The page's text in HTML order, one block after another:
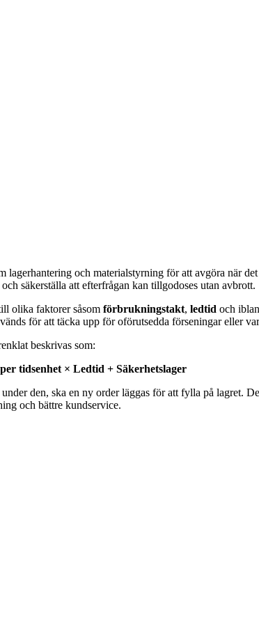
lagerhantering och materialstyrning för att avgöra när
säkerställa att efterfrågan kan tillgodoses utan avbrott.
olika faktorer såsom förbrukningstakt, ledtid och
för att täcka upp för oförutsedda förseningar eller
beskrivas som:
tidsenhet × Ledtid + Säkerhetslager
den, ska en ny order läggas för att fylla på lagret.
och bättre kundservice.